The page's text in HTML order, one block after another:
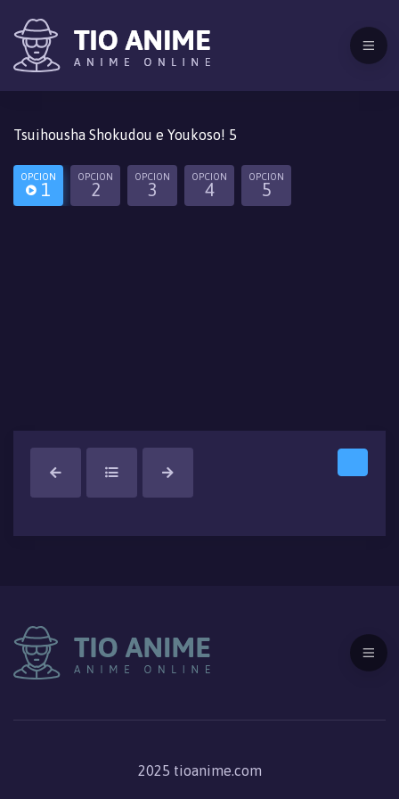
Tsuihousha Shokudou e Youkoso! 5
OPCION
1
OPCION
2
OPCION
3
OPCION
4
OPCION
5
2025 tioanime.com